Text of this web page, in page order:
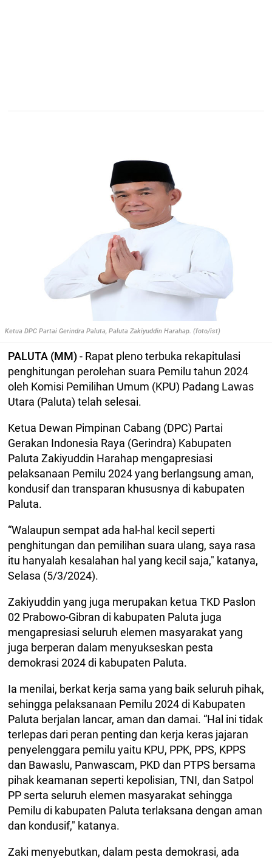
Ketua DPC Partai Gerindra Paluta, Paluta Zakiyuddin Harahap. (foto/ist)
PALUTA (MM)- Rapat pleno terbuka rekapitulasi
penghitungan perolehan suara Pemilu tahun 2024
oleh Komisi Pemilihan Umum (KPU) Padang Lawas
Utara (Paluta) telah selesai.
Ketua Dewan Pimpinan Cabang (DPC) Partai
Gerakan Indonesia Raya (Gerindra) Kabupaten
Paluta Zakiyuddin Harahap mengapresiasi
pelaksanaan Pemilu 2024 yang berlangsung aman,
kondusif dan transparan khususnya di kabupaten
Paluta.
“Walaupun sempat ada hal-hal kecil seperti
penghitungan dan pemilihan suara ulang, saya rasa
itu hanyalah kesalahan hal yang kecil saja," katanya,
Selasa (5/3/2024).
Zakiyuddin yang juga merupakan ketua TKD Paslon
02 Prabowo-Gibran di kabupaten Paluta juga
mengapresiasi seluruh elemen masyarakat yang
juga berperan dalam menyukseskan pesta
demokrasi 2024 di kabupaten Paluta.
Ia menilai, berkat kerja sama yang baik seluruh pihak,
sehingga pelaksanaan Pemilu 2024 di Kabupaten
Paluta berjalan lancar, aman dan damai. “Hal ini tidak
terlepas dari peran penting dan kerja keras jajaran
penyelenggara pemilu yaitu KPU, PPK, PPS, KPPS
dan Bawaslu, Panwascam, PKD dan PTPS bersama
pihak keamanan seperti kepolisian, TNI, dan Satpol
PP serta seluruh elemen masyarakat sehingga
Pemilu di kabupaten Paluta terlaksana dengan aman
dan kondusif," katanya.
Zaki menyebutkan, dalam pesta demokrasi, ada